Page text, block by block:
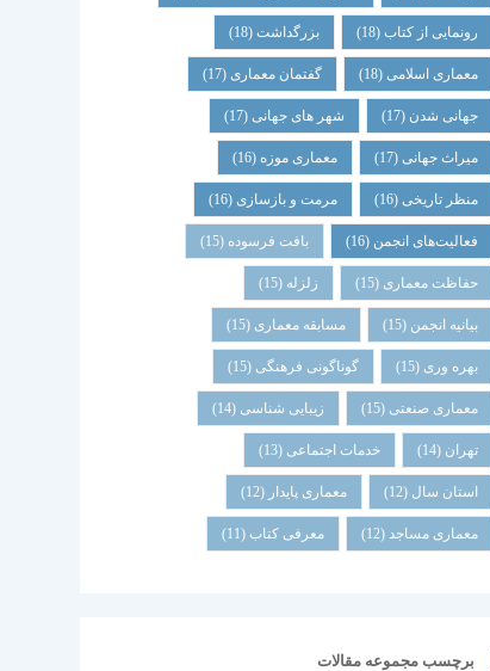
رونمایی از کتاب(18) بزرگداشت(18)
معماری اسلامی(18) گفتمان معماری(17)
جهانی شدن (17) شهر های جهانی(17)
میراث جهانی(17) معماری موزه (16)
منظر تاریخی(16) مرمت و بازسازی(16)
فعالیت‌های انجمن (16) بافت فرسوده (15)
حفاظت معماری (15) زلزله (15)
بیانیه انجمن (15) مسابقه معماری (15)
بهره وری (15) گوناگونی فرهنگی (15)
معماری صنعتی (15) زیبایی شناسی (14)
تهران (14) خدمات اجتماعی (13)
استان سال (12) معماری پایدار (12)
معماری مساجد(12) معرفی کتاب (11)
برچسب مجموعه مقالات